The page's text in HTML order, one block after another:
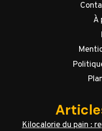
À
Kilocalorie du pain :